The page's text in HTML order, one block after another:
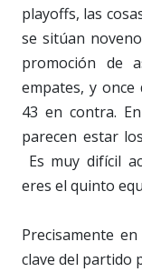
playoffs, las
se sitúan
promoción de
empates, y
43 en contra.
parecen estar
Es muy difícil
eres el quinto
Precisamente
clave del partido